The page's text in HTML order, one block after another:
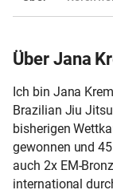
Über Jana
Ich bin Jana
Brazilian Jiu
bisherigen
gewonnen und
auch 2x EM-
international